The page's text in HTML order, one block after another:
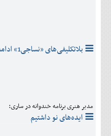
بلاتکلیفی‌های «نساجی1» ادامه دارد
مدیر هنری برنامه خندوانه در ساری:
ایده‌های نو داشتیم